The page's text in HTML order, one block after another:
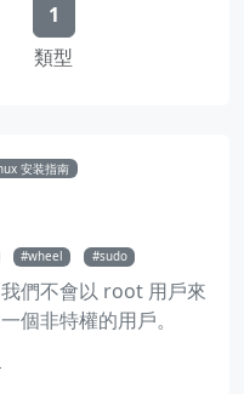
1
類型
安装指南
wheel sudo
們不會以 root 用戶來
個非特權的用戶。